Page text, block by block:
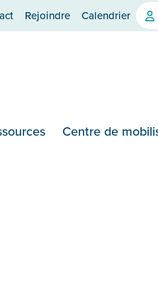
Rejoindre Calendrier
Centre de